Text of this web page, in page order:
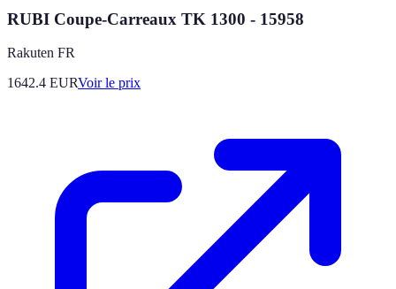
RUBI Coupe-Carreaux TK 1300 - 15958
Rakuten FR
1642.4 EURVoir le prix